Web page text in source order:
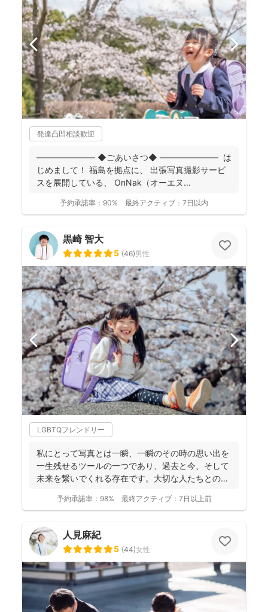
発達凸凹相談歓迎
――――――― ◆ごあいさつ◆ ――――――― は
じめまして！ 福島を拠点に、 出張写真撮影サービ
スを展開している、 OnNak（オーエヌ...
予約承諾率： 90% 最終アクティブ： 7日以内
黒崎 智大
5 (46)男性
LGBTQフレンドリー
私にとって写真とは一瞬、一瞬のその時の思い出を
一生残せるツールの一つであり、過去と今、そして
未来を繋いでくれる存在です。大切な人たちとの写
予約承諾率： 98% 最終アクティブ： 7日以上前
人見麻紀
5 (44)女性